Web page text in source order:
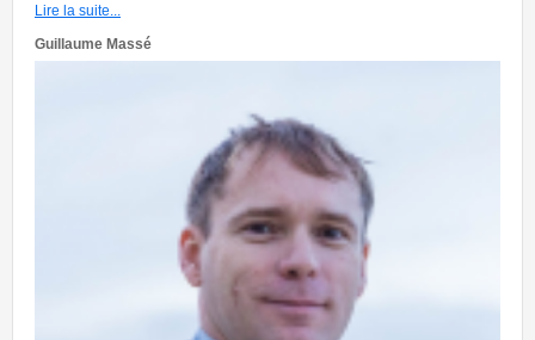
Lire la suite...
Guillaume Massé